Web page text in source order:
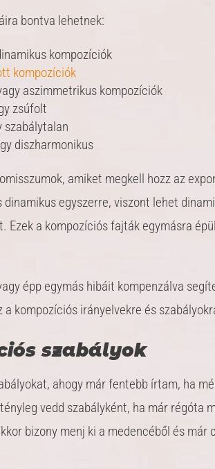
bontva lehetnek:
kompozíciók
kompozíciók
aszimmetrikus kompozíciók
zsúfolt
szabálytalan
diszharmonikus
amiket megkell hozz az
egyszerre, viszont lehet
Ezek a kompozíciós fajták egymásra
épp egymás hibáit kompenzálva
a kompozíciós irányelvekre és
szabályok
ahogy már fentebb írtam, ha
vedd szabályként, ha már régóta
bizony menj ki a medencéből és